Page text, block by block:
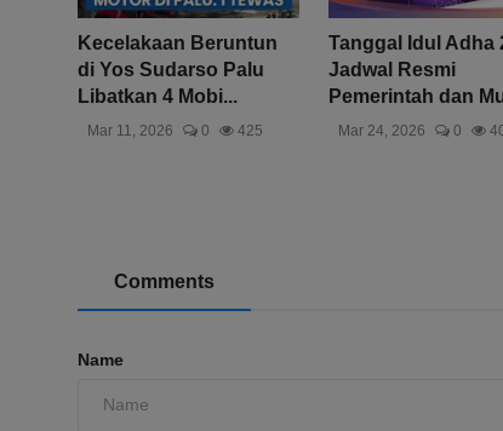
Kecelakaan Beruntun
di Yos Sudarso Palu
Libatkan 4 Mobi...
Mar 11, 2026 0 425
Tanggal Idul Adha
Jadwal Resmi
Pemerintah dan
Mar 24, 2026 0
Comments
Name